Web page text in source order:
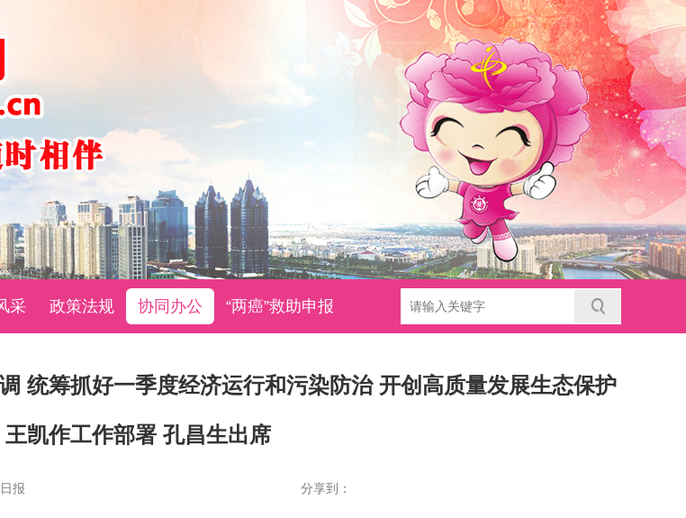
采 政策法规 协同办公 “两癌”救助申报
统筹抓好一季度经济运行和污染防治 开创高质量发展生态保护
凯作工作部署 孔昌生出席
报 分享到：